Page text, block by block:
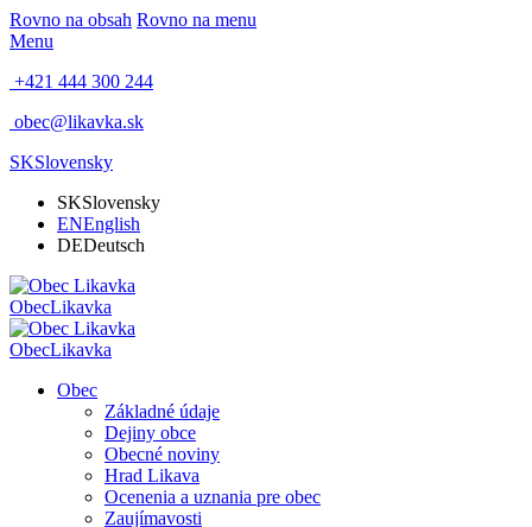
Rovno na obsah Rovno na menu
Menu
+421 444 300 244
obec@likavka.sk
SKSlovensky
SKSlovensky
ENEnglish
DEDeutsch
ObecLikavka
ObecLikavka
Obec
Základné údaje
Dejiny obce
Obecné noviny
Hrad Likava
Ocenenia a uznania pre obec
Zaujímavosti